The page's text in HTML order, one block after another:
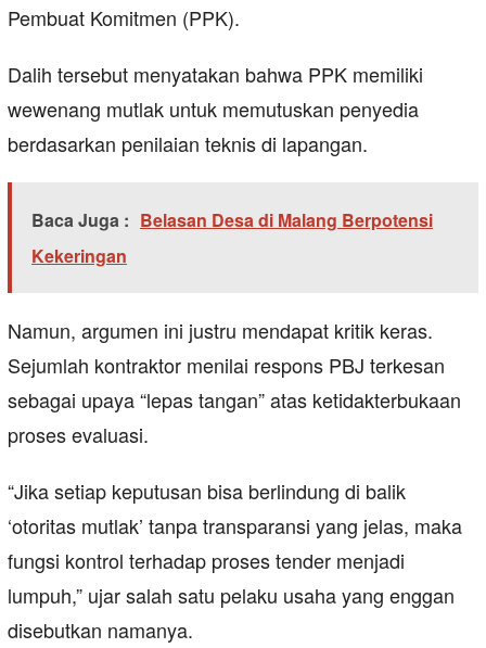
Pembuat Komitmen (PPK).
Dalih tersebut menyatakan bahwa PPK memiliki
wewenang mutlak untuk memutuskan penyedia
berdasarkan penilaian teknis di lapangan.
Baca Juga : Belasan Desa di Malang Berpotensi
Kekeringan
Namun, argumen ini justru mendapat kritik keras.
Sejumlah kontraktor menilai respons PBJ terkesan
sebagai upaya “lepas tangan” atas ketidakterbukaan
proses evaluasi.
“Jika setiap keputusan bisa berlindung di balik
‘otoritas mutlak’ tanpa transparansi yang jelas, maka
fungsi kontrol terhadap proses tender menjadi
lumpuh,” ujar salah satu pelaku usaha yang enggan
disebutkan namanya.